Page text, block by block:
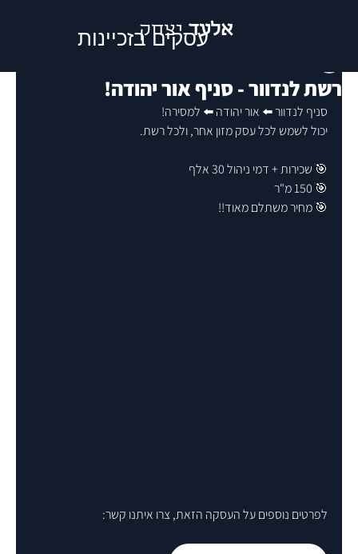
אלעדיצחק
עסקים בזכיינות
רשת לנדוור - סניף אור יהודה!
סניף לנדוור ⬅️ אור יהודה ⬅️ למסירה!
יכול לשמש לכל עסק מזון אחר, ולכל רשת.
🎯 שכירות + דמי ניהול 30 אלף
🎯 150 מ"ר
🎯 מחיר משתלם מאוד!!
לפרטים נוספים על העסקה הזאת, צרו איתנו קשר: